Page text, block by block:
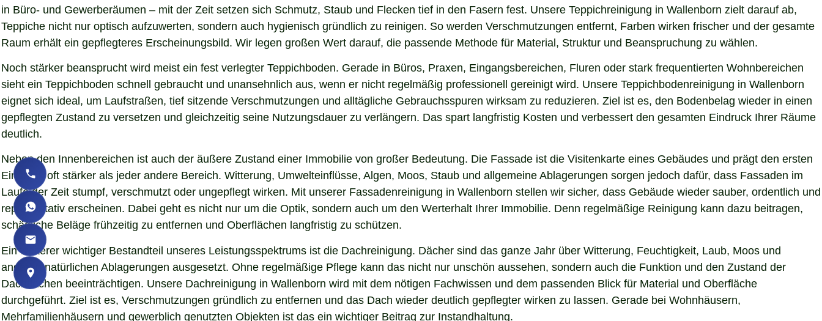
in Büro- und Gewerberäumen – mit der Zeit setzen sich Schmutz, Staub und Flecken tief in den Fasern fest. Unsere Teppichreinigung in Wallenborn zielt darauf ab,
Teppiche nicht nur optisch aufzuwerten, sondern auch hygienisch gründlich zu reinigen. So werden Verschmutzungen entfernt, Farben wirken frischer und der gesamte
Raum erhält ein gepflegteres Erscheinungsbild. Wir legen großen Wert darauf, die passende Methode für Material, Struktur und Beanspruchung zu wählen.
Noch stärker beansprucht wird meist ein fest verlegter Teppichboden. Gerade in Büros, Praxen, Eingangsbereichen, Fluren oder stark frequentierten Wohnbereichen
sieht ein Teppichboden schnell gebraucht und unansehnlich aus, wenn er nicht regelmäßig professionell gereinigt wird. Unsere Teppichbodenreinigung in Wallenborn
eignet sich ideal, um Laufstraßen, tief sitzende Verschmutzungen und alltägliche Gebrauchsspuren wirksam zu reduzieren. Ziel ist es, den Bodenbelag wieder in einen
gepflegten Zustand zu versetzen und gleichzeitig seine Nutzungsdauer zu verlängern. Das spart langfristig Kosten und verbessert den gesamten Eindruck Ihrer Räume
deutlich.
Neben den Innenbereichen ist auch der äußere Zustand einer Immobilie von großer Bedeutung. Die Fassade ist die Visitenkarte eines Gebäudes und prägt den ersten
Eindruck oft stärker als jeder andere Bereich. Witterung, Umwelteinflüsse, Algen, Moos, Staub und allgemeine Ablagerungen sorgen jedoch dafür, dass Fassaden im
Laufe der Zeit stumpf, verschmutzt oder ungepflegt wirken. Mit unserer Fassadenreinigung in Wallenborn stellen wir sicher, dass Gebäude wieder sauber, ordentlich und
repräsentativ erscheinen. Dabei geht es nicht nur um die Optik, sondern auch um den Werterhalt Ihrer Immobilie. Denn regelmäßige Reinigung kann dazu beitragen,
schädliche Beläge frühzeitig zu entfernen und Oberflächen langfristig zu schützen.
Ein weiterer wichtiger Bestandteil unseres Leistungsspektrums ist die Dachreinigung. Dächer sind das ganze Jahr über Witterung, Feuchtigkeit, Laub, Moos und
anderen natürlichen Ablagerungen ausgesetzt. Ohne regelmäßige Pflege kann das nicht nur unschön aussehen, sondern auch die Funktion und den Zustand der
Dachflächen beeinträchtigen. Unsere Dachreinigung in Wallenborn wird mit dem nötigen Fachwissen und dem passenden Blick für Material und Oberfläche
durchgeführt. Ziel ist es, Verschmutzungen gründlich zu entfernen und das Dach wieder deutlich gepflegter wirken zu lassen. Gerade bei Wohnhäusern,
Mehrfamilienhäusern und gewerblich genutzten Objekten ist das ein wichtiger Beitrag zur Instandhaltung.